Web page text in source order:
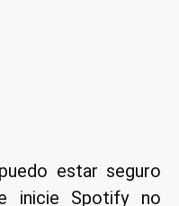
estar seguro
inicie Spotify no